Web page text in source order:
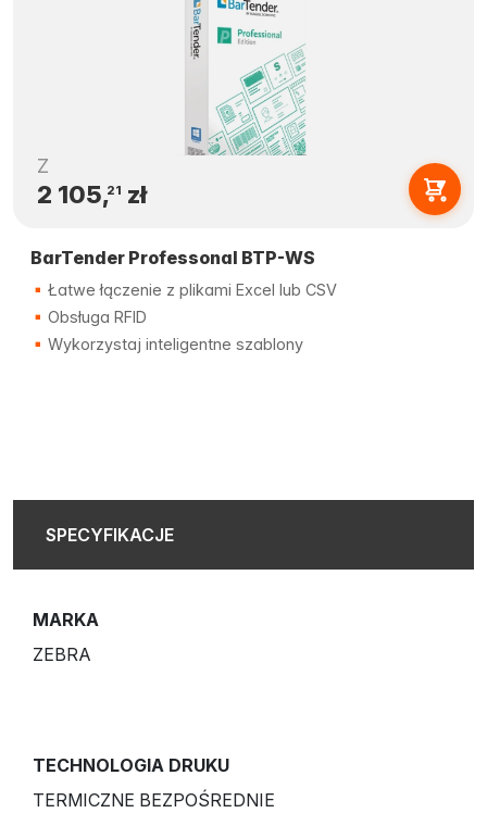
Z
2 105,21 zł
BarTender Professonal BTP-WS
Łatwe łączenie z plikami Excel lub CSV
Obsługa RFID
Wykorzystaj inteligentne szablony
SPECYFIKACJE
MARKA
ZEBRA
TECHNOLOGIA DRUKU
TERMICZNE BEZPOŚREDNIE